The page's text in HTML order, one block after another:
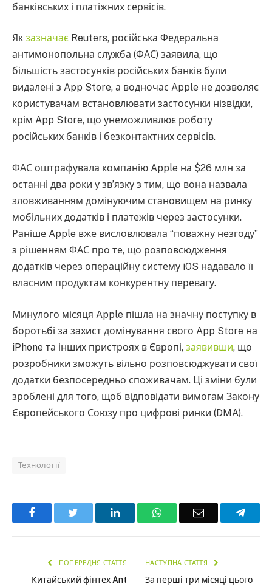
банківських і платіжних сервісів.
Як зазначає Reuters, російська Федеральна
антимонопольна служба (ФАС) заявила, що
більшість застосунків російських банків були
видалені з App Store, а водночас Apple не дозволяє
користувачам встановлювати застосунки нізвідки,
крім App Store, що унеможливлює роботу
російських банків і безконтактних сервісів.
ФАС оштрафувала компанію Apple на $26 млн за
останні два роки у зв’язку з тим, що вона назвала
зловживанням домінуючим становищем на ринку
мобільних додатків і платежів через застосунки.
Раніше Apple вже висловлювала “поважну незгоду”
з рішенням ФАС про те, що розповсюдження
додатків через операційну систему iOS надавало її
власним продуктам конкурентну перевагу.
Минулого місяця Apple пішла на значну поступку в
боротьбі за захист домінування свого App Store на
iPhone та інших пристроях в Європі, заявивши, що
розробники зможуть вільно розповсюджувати свої
додатки безпосередньо споживачам. Ці зміни були
зроблені для того, щоб відповідати вимогам Закону
Європейського Союзу про цифрові ринки (DMA).
Технології
Facebook LinkedInWhatsAppEmail
ПОПЕРЕДНЯ СТАТТЯ
Китайський фінтех Ant
НАСТУПНА СТАТТЯ
За перші три місяці цього